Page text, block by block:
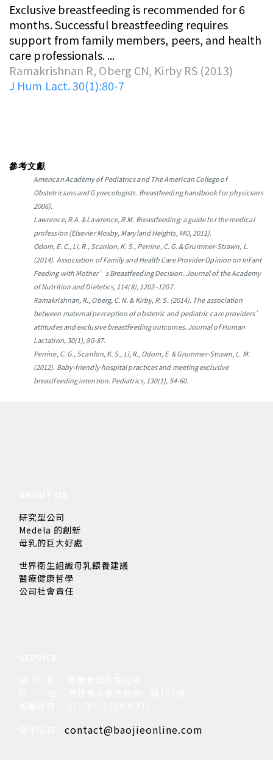
Exclusive breastfeeding is recommended for 6
months. Successful breastfeeding requires
support from family members, peers, and health
care professionals. ...
Ramakrishnan R, Oberg CN, Kirby RS (2013)
J Hum Lact. 30(1):80-7
參考文獻
American Academy of Pediatrics and The American College of
Obstetricians and Gynecologists. Breastfeeding handbook for physicians
2006).
Lawrence, R.A. & Lawrence, R.M. Breastfeeding: a guide for the medical
profession (Elsevier Mosby,Maryland Heights, MO, 2011).
Odom, E. C., Li, R., Scanlon, K. S., Perrine, C. G. & Grummer-Strawn, L.
(2014). Association of Family and Health Care Provider Opinion on Infant
Feeding with Mother’s Breastfeeding Decision. Journal of the Academy
of Nutrition and Dietetics, 114(8), 1203–1207.
Ramakrishnan, R., Oberg, C. N. & Kirby, R. S. (2014). The association
between maternal perceptionof obstetric and pediatric care providers’
attitudes and exclusive breastfeeding outcomes. Journal ofHuman
Lactation, 30(1), 80-87.
Perrine, C. G., Scanlon, K. S., Li, R., Odom, E. & Grummer-Strawn, L. M.
(2012). Baby-friendlyhospital practices and meeting exclusive
breastfeeding intention. Pediatrics, 130(1), 54-60.
研究型公司
Medela 的創新
母乳的巨大好處
世界衛生組織母乳餵養建議
醫療健康哲學
公司社會責任
contact@baojieonline.com